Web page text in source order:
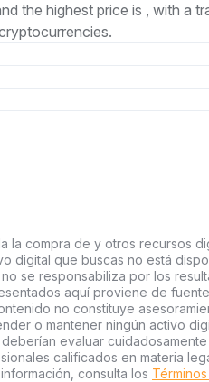
the highest price is , with a
la compra de y otros recursos
digital que buscas no está
se responsabiliza por los
aquí proviene de
no constituye
o mantener ningún activo
evaluar
calificados en materia
consulta los